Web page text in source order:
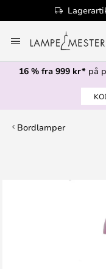
til
innhold
16 % fra 999 kr* på
Bordlamper